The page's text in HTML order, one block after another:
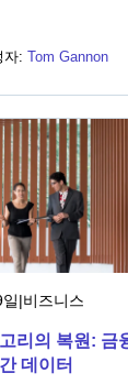
자: Tom Gannon
|비즈니스
리의 복원: 금
데이터